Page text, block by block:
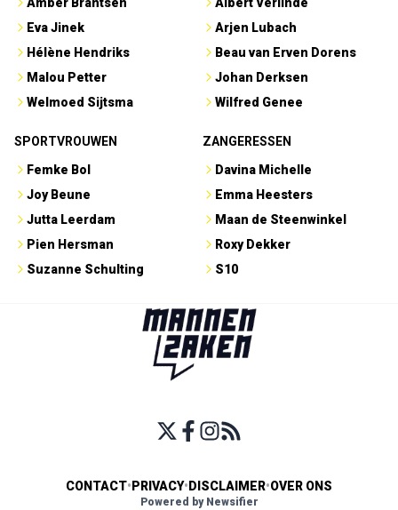
Amber Brantsen
Eva Jinek
Hélène Hendriks
Malou Petter
Welmoed Sijtsma
Albert Verlinde
Arjen Lubach
Beau van Erven Dorens
Johan Derksen
Wilfred Genee
SPORTVROUWEN
Femke Bol
Joy Beune
Jutta Leerdam
Pien Hersman
Suzanne Schulting
ZANGERESSEN
Davina Michelle
Emma Heesters
Maan de Steenwinkel
Roxy Dekker
S10
CONTACT• PRIVACY• DISCLAIMER•OVER ONS
Powered by Newsifier